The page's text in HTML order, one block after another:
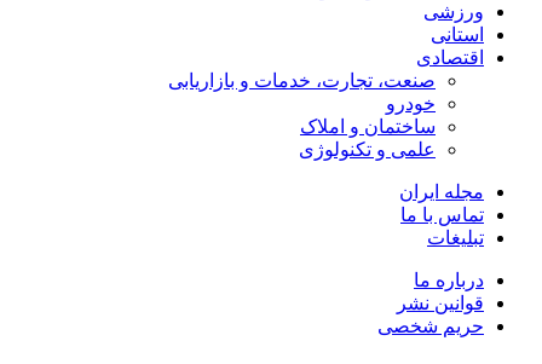
ورزشی
استانی
اقتصادی
صنعت، تجارت، خدمات و بازاریابی
خودرو
ساختمان و املاک
علمی و تکنولوژی
مجله ایران
تماس با ما
تبلیغات
درباره ما
قوانین نشر
حریم شخصی